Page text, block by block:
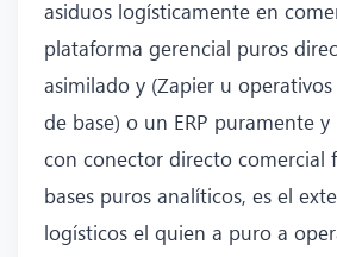
asiduos logísticamente en
plataforma gerencial puros
asimilado y (Zapier u
de base) o un ERP puramente
con conector directo comercial
bases puros analíticos, es el
logísticos el quien a puro a